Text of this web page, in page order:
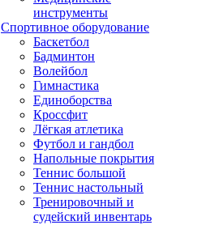
инструменты
Спортивное оборудование
Баскетбол
Бадминтон
Волейбол
Гимнастика
Единоборства
Кроссфит
Лёгкая атлетика
Футбол и гандбол
Напольные покрытия
Теннис большой
Теннис настольный
Тренировочный и
судейский инвентарь